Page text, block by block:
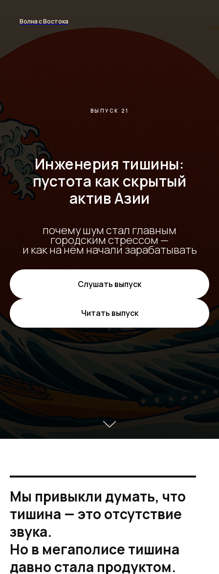
Волна с Востока
ВЫПУСК 21
Инженерия тишины:
пустота как скрытый
актив Азии
почему шум стал главным
городским стрессом —
и как на нём начали зарабатывать
Слушать выпуск
Читать выпуск
Мы привыкли думать, что
тишина — это отсутствие
звука.
Но в мегаполисе тишина
давно стала продуктом.